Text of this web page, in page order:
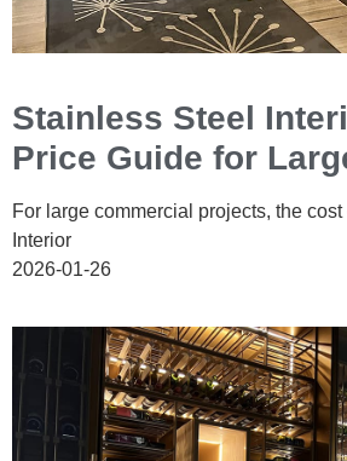
Stainless Steel
Price Guide for
For large commercial projects, the
Interior
2026-01-26